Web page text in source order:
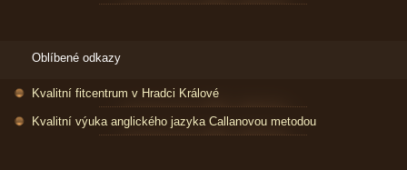
Oblíbené odkazy
Kvalitní fitcentrum v Hradci Králové
Kvalitní výuka anglického jazyka Callanovou metodou